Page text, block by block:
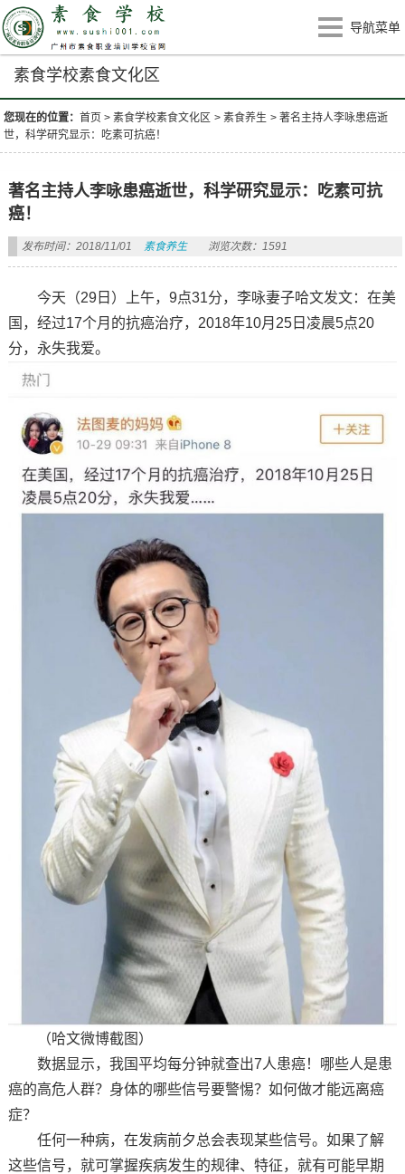
导航菜单
素食学校素食文化区
您现在的位置：首页 >素食学校素食文化区 >素食养生 >著名主持人李咏患癌逝
世，科学研究显示：吃素可抗癌！
著名主持人李咏患癌逝世，科学研究显示：吃素可抗
癌！
发布时间：2018/11/01 素食养生 浏览次数：1591
今天（29日）上午，9点31分，李咏妻子哈文发文：在美
国，经过17个月的抗癌治疗，2018年10月25日凌晨5点20
分，永失我爱。
（哈文微博截图）
数据显示，我国平均每分钟就查出7人患癌！哪些人是患
癌的高危人群？身体的哪些信号要警惕？如何做才能远离癌
症？
任何一种病，在发病前夕总会表现某些信号。如果了解
这些信号，就可掌握疾病发生的规律、特征，就有可能早期